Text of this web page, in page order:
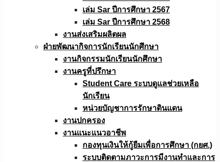
เล่ม Sar ปีการศึกษา 2567
เล่ม Sar ปีการศึกษา 2568
งานส่งเสริมผลิตผล
ฝ่ายพัฒนากิจการนักเรียนนักศึกษา
งานกิจกรรมนักเรียนนักศึกษา
งานครูที่ปรึกษา
Student Care ระบบดูแลช่วยเหลือ
นักเรียน
หน่วยบัญชาการรักษาดินแดน
งานปกครอง
งานแนะแนวอาชีพ
กองทุนเงินให้กู้ยืมเพื่อการศึกษา (กยศ.)
ระบบติดตามภาวะการมีงานทำและการ